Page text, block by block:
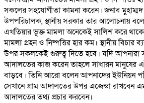
সকলের সহযোগীতা কামনা করেন। জনাব
উপপরিচালক, স্থানীয় সরকার তার আলোচনায়
এখতিয়ার ভূক্ত মামলা অনেকেই সালিশ করে
মামলা গ্রহন ও নিষ্পত্তির হার কম। স্থানীয় বিচার
উপর সকলকেই গুরুত্ব দিতে হবে। যদি আপনারা
আদালতের কাজ করেন তাহলে সাধারন মানুষের
বাড়বে। তিনি আরো বলেন আপনাদের ইউনিয়ন
সেখানে গ্রাম আদালতের উপর এজেন্ডা রাখবেন
আদালতের তথ্য প্রচার করবেন।